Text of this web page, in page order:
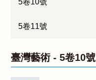
5卷10號
5卷11號
臺灣藝術 -5卷10號